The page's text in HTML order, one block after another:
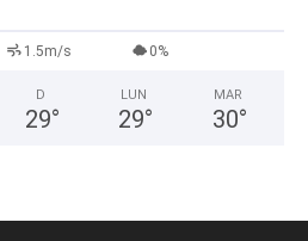
1.5m/s 0%
D
29°
LUN
29°
MAR
30°